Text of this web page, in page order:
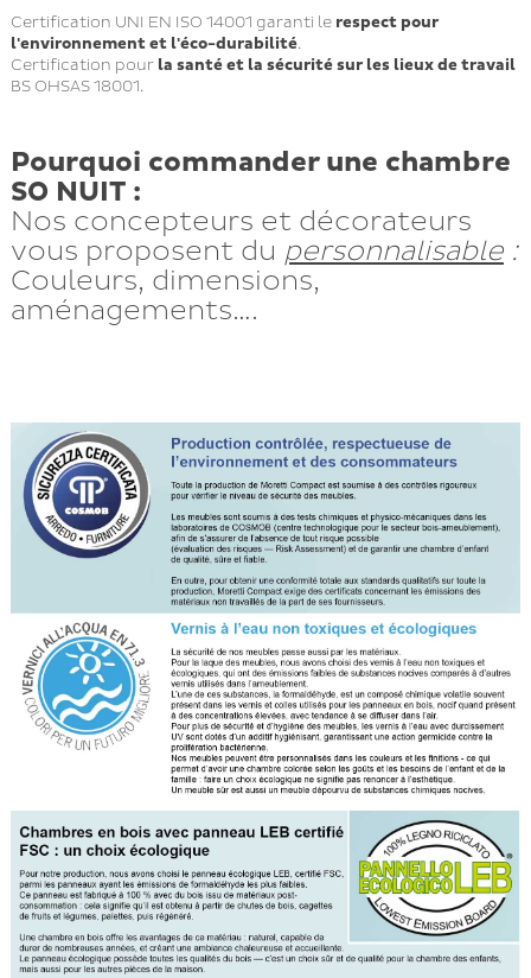
Certification UNI EN ISO 14001 garanti le respect pour
l'environnement et l'éco-durabilité.
Certification pour la santé et la sécurité sur les lieux de travail
BS OHSAS 18001.
Pourquoi commander une chambre
SO NUIT :
Nos concepteurs et décorateurs
vous proposent du personnalisable:
Couleurs, dimensions,
aménagements….